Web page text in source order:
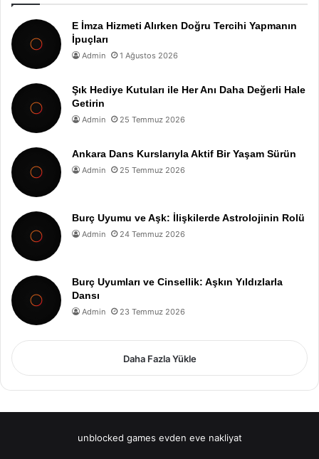
E İmza Hizmeti Alırken Doğru Tercihi Yapmanın
İpuçları
Admin 1 Ağustos 2026
Şık Hediye Kutuları ile Her Anı Daha Değerli Hale
Getirin
Admin 25 Temmuz 2026
Ankara Dans Kurslarıyla Aktif Bir Yaşam Sürün
Admin 25 Temmuz 2026
Burç Uyumu ve Aşk: İlişkilerde Astrolojinin Rolü
Admin 24 Temmuz 2026
Burç Uyumları ve Cinsellik: Aşkın Yıldızlarla
Dansı
Admin 23 Temmuz 2026
Daha Fazla Yükle
unblocked games evden eve nakliyat